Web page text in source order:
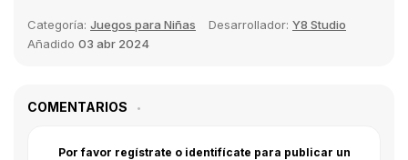
Categoría: Juegos para Niñas Desarrollador: Y8 Studio
Añadido 03 abr 2024
COMENTARIOS
Por favor regístrate o identifícate para publicar un